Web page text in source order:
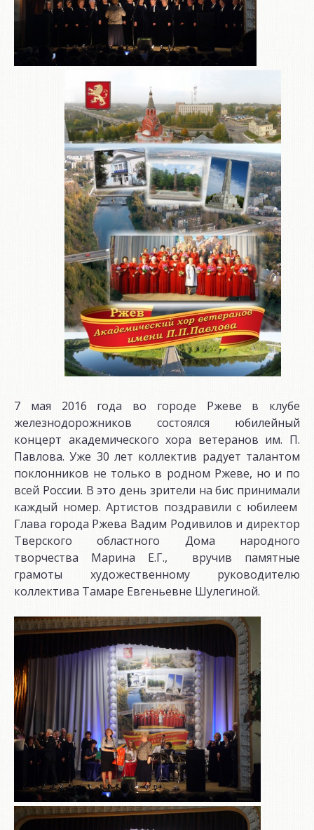
7 мая 2016 года во городе Ржеве в клубе
железнодорожников состоялся юбилейный
концерт академического хора ветеранов им. П.
Павлова. Уже 30 лет коллектив радует талантом
поклонников не только в родном Ржеве, но и по
всей России. В это день зрители на бис принимали
каждый номер. Артистов поздравили с юбилеем
Глава города Ржева Вадим Родивилов и директор
Тверского областного Дома народного
творчества Марина Е.Г., вручив памятные
грамоты художественному руководителю
коллектива Тамаре Евгеньевне Шулегиной.